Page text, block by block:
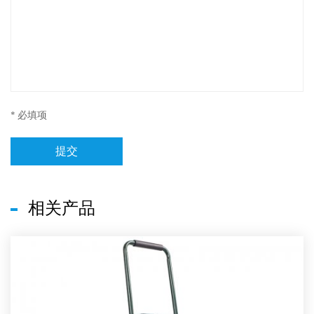
* 必填项
提交
相关产品